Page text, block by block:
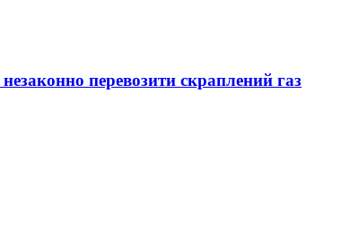
перевозити скраплений газ